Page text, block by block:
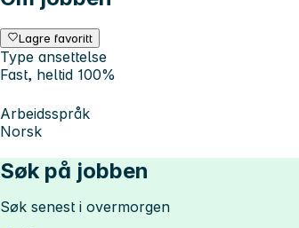
Lagre favoritt
Type ansettelse
Fast, heltid 100%
Arbeidsspråk
Norsk
Søk på jobben
Søk senest i overmorgen